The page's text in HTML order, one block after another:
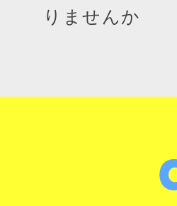
りませんか